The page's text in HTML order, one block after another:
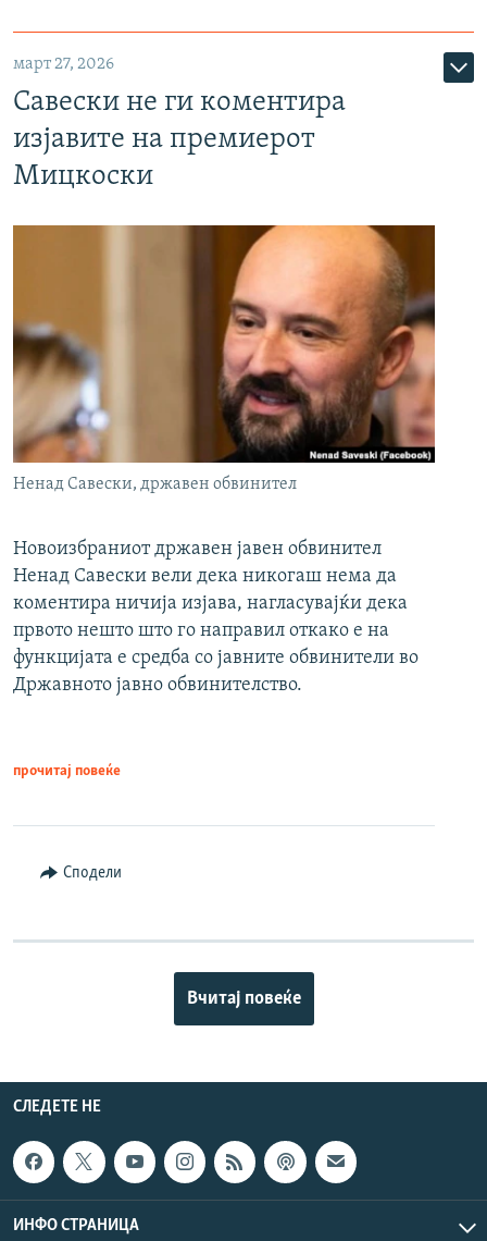
март 27, 2026
Савески не ги коментира
изјавите на премиерот
Мицкоски
Ненад Савески, државен обвинител
Новоизбраниот државен јавен обвинител
Ненад Савески вели дека никогаш нема да
коментира ничија изјава, нагласувајќи дека
првото нешто што го направил откако е на
функцијата е средба со јавните обвинители во
Државното јавно обвинителство.
прочитај повеќе
Сподели
Вчитај повеќе
СЛЕДЕТЕ НЕ
ИНФО СТРАНИЦА